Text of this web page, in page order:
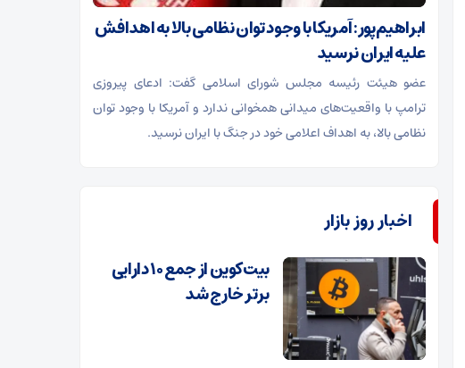
ابراهیم‌پور: آمریکا با وجود توان نظامی بالا به اهدافش
علیه ایران نرسید
عضو هیئت رئیسه مجلس شورای اسلامی گفت: ادعای پیروزی
ترامپ با واقعیت‌های میدانی همخوانی ندارد و آمریکا با وجود توان
نظامی بالا، به اهداف اعلامی خود در جنگ با ایران نرسید.
اخبار روز بازار
بیت‌کوین از جمع ۱۰ دارایی
برتر خارج شد